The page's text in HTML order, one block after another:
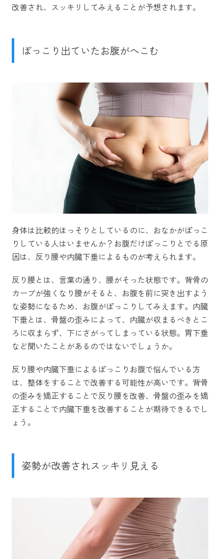
改善され、スッキリしてみえることが予想されます。
ぽっこり出ていたお腹がへこむ
身体は比較的ほっそりとしているのに、おなかがぽっこ
りしている人はいませんか？お腹だけぽっこりとでる原
因は、反り腰や内臓下垂によるものが考えられます。
反り腰とは、言葉の通り、腰がそった状態です。背骨の
カーブが強くなり腰がそると、お腹を前に突き出すよう
な姿勢になるため、お腹がぽっこりしてみえます。内臓
下垂とは、骨盤の歪みによって、内臓が収まるべきとこ
ろに収まらず、下にさがってしまっている状態。胃下垂
など聞いたことがあるのではないでしょうか。
反り腰や内臓下垂によるぽっこりお腹で悩んでいる方
は、整体をすることで改善する可能性が高いです。背骨
の歪みを矯正することで反り腰を改善、骨盤の歪みを矯
正することで内臓下垂を改善することが期待できるでし
ょう。
姿勢が改善されスッキリ見える